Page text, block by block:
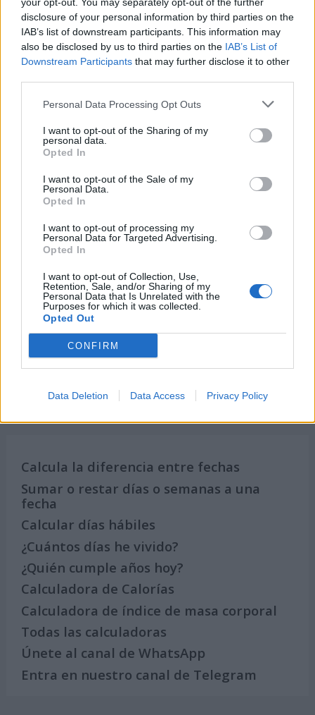
disclosure of your personal information by third parties on the
IAB’s list of downstream participants. This information may
also be disclosed by us to third parties on the IAB’s List of
Downstream Participants that may further disclose it to other
Personal Data Processing Opt Outs
I want to opt-out of the Sharing of my
personal data.
Opted In
I want to opt-out of the Sale of my
Personal Data.
Opted In
I want to opt-out of processing my
Personal Data for Targeted Advertising.
Opted In
I want to opt-out of Collection, Use,
Retention, Sale, and/or Sharing of my
Personal Data that Is Unrelated with the
Purposes for which it was collected.
Opted Out
CONFIRM
Data Deletion Data Access Privacy Policy
Eventos internacionales de cultura
Los mejores canales de Youtube según
nuestra audiencia. ¡Participa!
¿Qué día crearías tu?
Calendarios
Calendario Laboral por municipios
(España)
Calendario Astronómico de 2026
Calendario Lunar
Calendario de Días Internacionales de
Calculadoras
Calcula la diferencia entre fechas
Sumar o restar días o semanas a una
fecha
Calcular días hábiles
¿Cuántos días he vivido?
¿Quién cumple años hoy?
Calculadora de Calorías
Calculadora de índice de masa corporal
Todas las calculadoras
Únete al canal de WhatsApp
Entra en nuestro canal de Telegram